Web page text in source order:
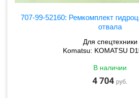
707-99-52160: Ремкомплект
отвала
Для спецтехники
Komatsu: KOMATSU
В наличии
4 704 руб.